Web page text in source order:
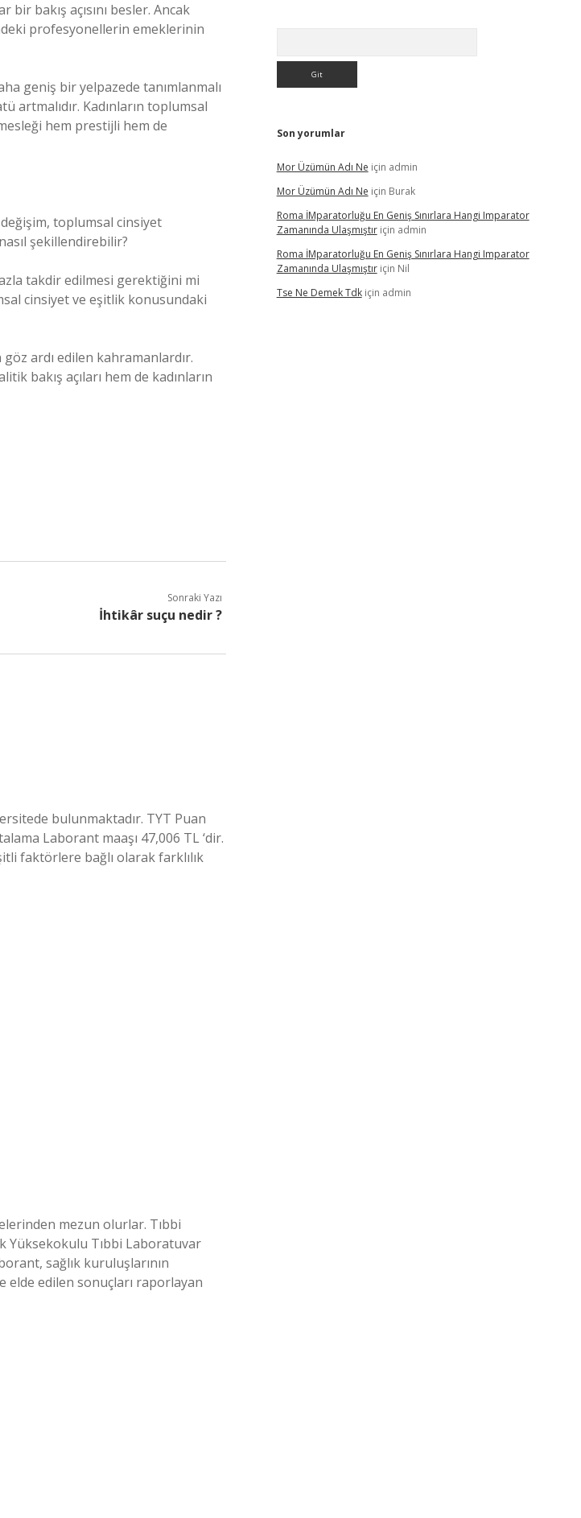
bir bakış açısını besler. Ancak
profesyonellerin emeklerinin
geniş bir yelpazede tanımlanmalı
Kadınların toplumsal
hem prestijli hem de
toplumsal cinsiyet
şekillendirebilir?
takdir edilmesi gerektiğini mi
cinsiyet ve eşitlik konusundaki
ardı edilen kahramanlardır.
bakış açıları hem de kadınların
Sonraki Yazı
İhtikâr suçu nedir ?
bulunmaktadır. TYT Puan
Laborant maaşı 47,006 TL ‘dir.
faktörlere bağlı olarak farklılık
mezun olurlar. Tıbbi
Yüksekokulu Tıbbi Laboratuvar
sağlık kuruluşlarının
edilen sonuçları raporlayan
Son yorumlar
Mor Üzümün Adı Ne için admin
Mor Üzümün Adı Ne için Burak
Roma İMparatorluğu En Geniş Sınırlara Hangi Imparator
Zamanında Ulaşmıştıriçin admin
Roma İMparatorluğu En Geniş Sınırlara Hangi Imparator
Zamanında Ulaşmıştıriçin Nil
Tse Ne Demek Tdkiçin admin